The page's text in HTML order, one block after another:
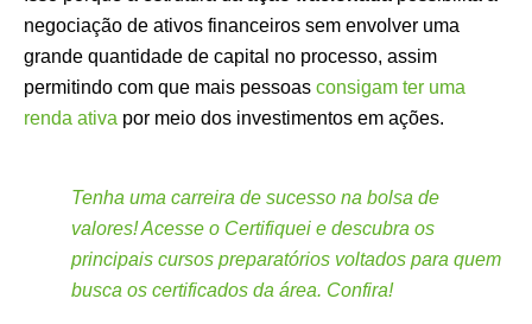
negociação de ativos financeiros sem envolver uma
grande quantidade de capital no processo, assim
permitindo com que mais pessoas consigam ter uma
renda ativa por meio dos investimentos em ações.
Tenha uma carreira de sucesso na bolsa de
valores! Acesse o Certifiquei e descubra os
principais cursos preparatórios voltados para quem
busca os certificados da área. Confira!